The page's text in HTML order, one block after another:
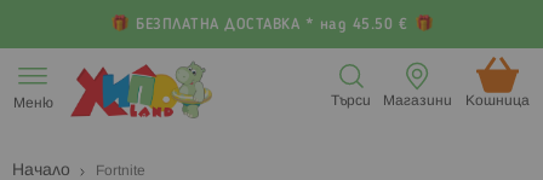
БЕЗПЛАТНА ДОСТАВКА * над 45.50 €
към
съдържанието
Меню Кошница (
Магазини
Търси
Начало Fortnite